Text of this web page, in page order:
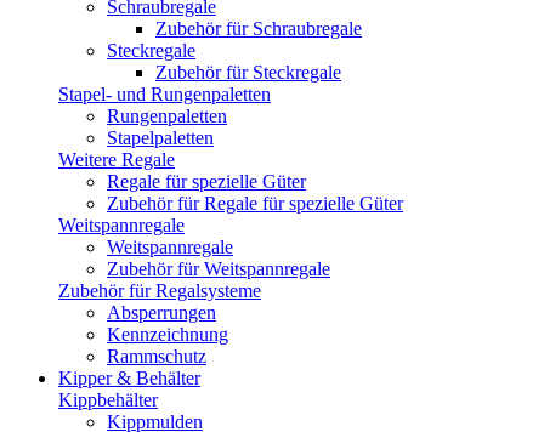
Schraubregale
Zubehör für Schraubregale
Steckregale
Zubehör für Steckregale
Stapel- und Rungenpaletten
Rungenpaletten
Stapelpaletten
Weitere Regale
Regale für spezielle Güter
Zubehör für Regale für spezielle Güter
Weitspannregale
Weitspannregale
Zubehör für Weitspannregale
Zubehör für Regalsysteme
Absperrungen
Kennzeichnung
Rammschutz
Kipper & Behälter
Kippbehälter
Kippmulden